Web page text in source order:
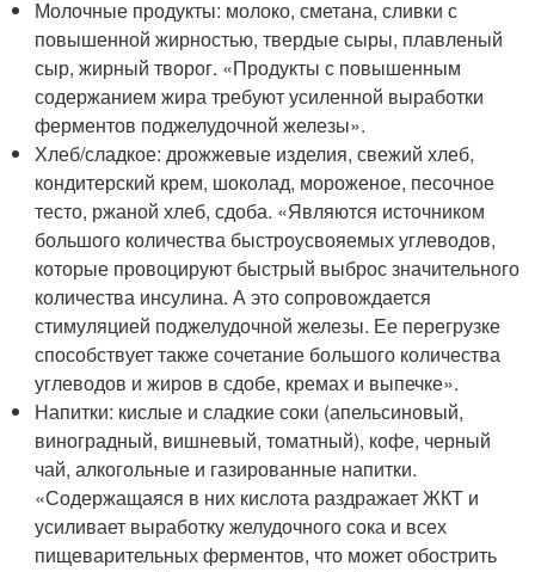
Молочные продукты: молоко, сметана, сливки с
повышенной жирностью, твердые сыры, плавленый
сыр, жирный творог. «Продукты с повышенным
содержанием жира требуют усиленной выработки
ферментов поджелудочной железы».
Хлеб/сладкое: дрожжевые изделия, свежий хлеб,
кондитерский крем, шоколад, мороженое, песочное
тесто, ржаной хлеб, сдоба. «Являются источником
большого количества быстроусвояемых углеводов,
которые провоцируют быстрый выброс значительного
количества инсулина. А это сопровождается
стимуляцией поджелудочной железы. Ее перегрузке
способствует также сочетание большого количества
углеводов и жиров в сдобе, кремах и выпечке».
Напитки: кислые и сладкие соки (апельсиновый,
виноградный, вишневый, томатный), кофе, черный
чай, алкогольные и газированные напитки.
«Содержащаяся в них кислота раздражает ЖКТ и
усиливает выработку желудочного сока и всех
пищеварительных ферментов, что может обострить